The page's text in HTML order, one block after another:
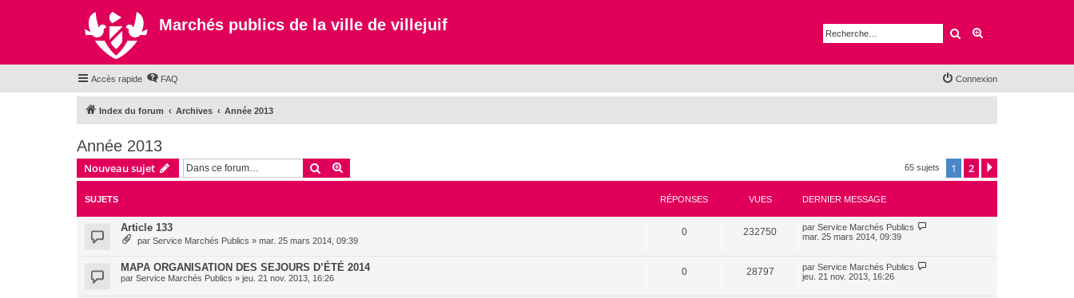
Marchés publics de la ville de villejuif Rechercher
Accès rapide FAQ Connexion
Index du forum Archives Année 2013
Année 2013
Nouveau sujet Rechercher 65 sujets 1 2
SUJETS RÉPONSES VUES DERNIER MESSAGE
Article 133
par Service Marchés Publics » mar. 25 mars 2014, 09:39
0 232750 par Service Marchés Publics
mar. 25 mars 2014, 09:39
MAPA ORGANISATION DES SEJOURS D’ÉTÉ 2014
par Service Marchés Publics » jeu. 21 nov. 2013, 16:26
0 28797 par Service Marchés Publics
jeu. 21 nov. 2013, 16:26